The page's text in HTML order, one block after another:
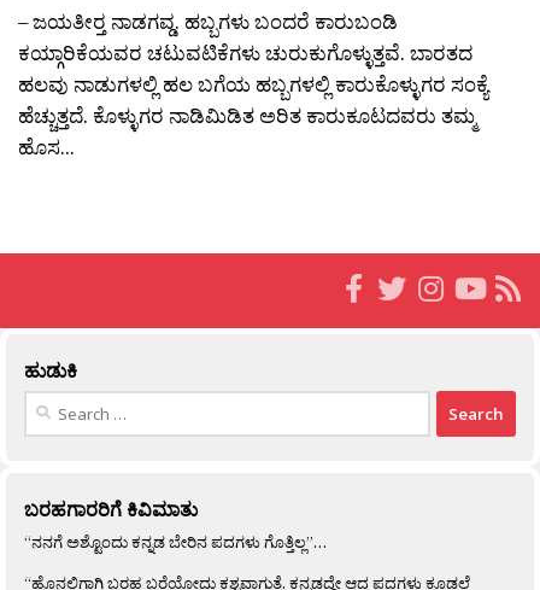
– ಜಯತೀರ‍್ತ ನಾಡಗವ್ಡ. ಹಬ್ಬಗಳು ಬಂದರೆ ಕಾರುಬಂಡಿ
ಕಯ್ಗಾರಿಕೆಯವರ ಚಟುವಟಿಕೆಗಳು ಚುರುಕುಗೊಳ್ಳುತ್ತವೆ. ಬಾರತದ
ಹಲವು ನಾಡುಗಳಲ್ಲಿ ಹಲ ಬಗೆಯ ಹಬ್ಬಗಳಲ್ಲಿ ಕಾರುಕೊಳ್ಳುಗರ ಸಂಕ್ಯೆ
ಹೆಚ್ಚುತ್ತದೆ. ಕೊಳ್ಳುಗರ ನಾಡಿಮಿಡಿತ ಅರಿತ ಕಾರುಕೂಟದವರು ತಮ್ಮ
ಹೊಸ...
ಹುಡುಕಿ
Search
ಬರಹಗಾರರಿಗೆ ಕಿವಿಮಾತು
“ನನಗೆ ಅಶ್ಟೊಂದು ಕನ್ನಡ ಬೇರಿನ ಪದಗಳು ಗೊತ್ತಿಲ್ಲ”…
“ಹೊನಲಿಗಾಗಿ ಬರಹ ಬರೆಯೋದು ಕಶ್ಟವಾಗುತ್ತೆ. ಕನ್ನಡದ್ದೇ ಆದ ಪದಗಳು ಕೂಡಲೆ